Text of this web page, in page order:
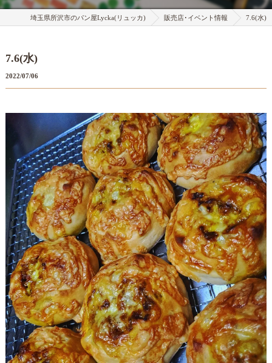
埼玉県所沢市のパン屋Lycka(リュッカ) 販売店･イベント情報 7.6(水)
7.6(水)
2022/07/06